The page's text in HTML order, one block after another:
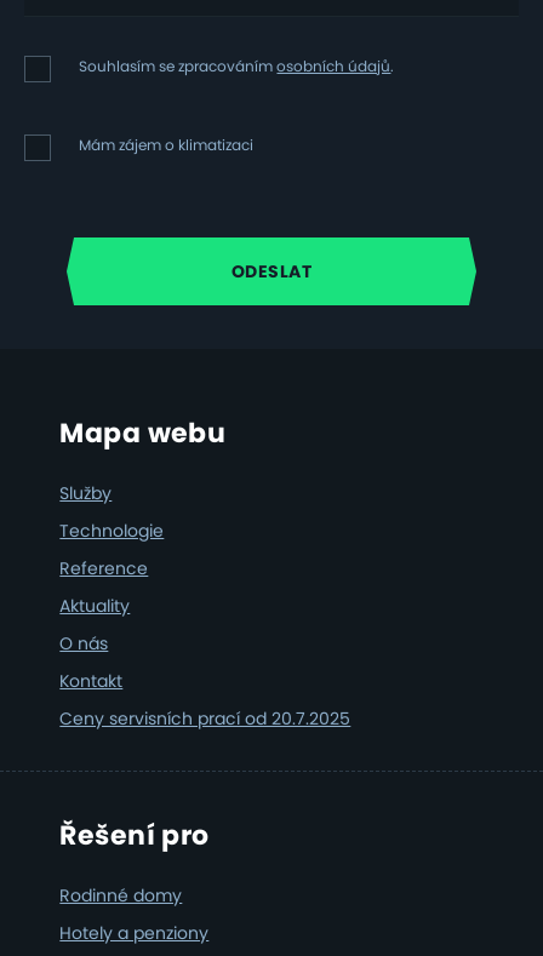
Souhlasím
se
Souhlasím se zpracovánímosobních údajů.
Mám
zájem
Mám zájem o klimatizaci
Footer
Mapa webu
Služby
Technologie
Reference
Aktuality
O nás
Kontakt
Ceny servisních prací od 20.7.2025
Řešení pro
Rodinné domy
Hotely a penziony